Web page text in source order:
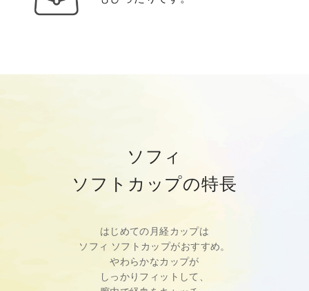
ソフィ
ソフトカップの特長
はじめての月経カップは
ソフィ ソフトカップがおすすめ。
やわらかなカップが
しっかりフィットして、